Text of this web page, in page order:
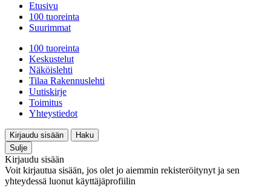
Etusivu
100 tuoreinta
Suurimmat
100 tuoreinta
Keskustelut
Näköislehti
Tilaa Rakennuslehti
Uutiskirje
Toimitus
Yhteystiedot
Kirjaudu sisään
Haku
Sulje
Kirjaudu sisään
Voit kirjautua sisään, jos olet jo aiemmin rekisteröitynyt ja sen
yhteydessä luonut käyttäjäprofiilin